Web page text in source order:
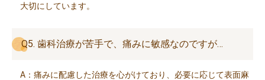
大切にしています。
Q5. 歯科治療が苦手で、痛みに敏感なのですが…
A：痛みに配慮した治療を心がけており、必要に応じて表面麻